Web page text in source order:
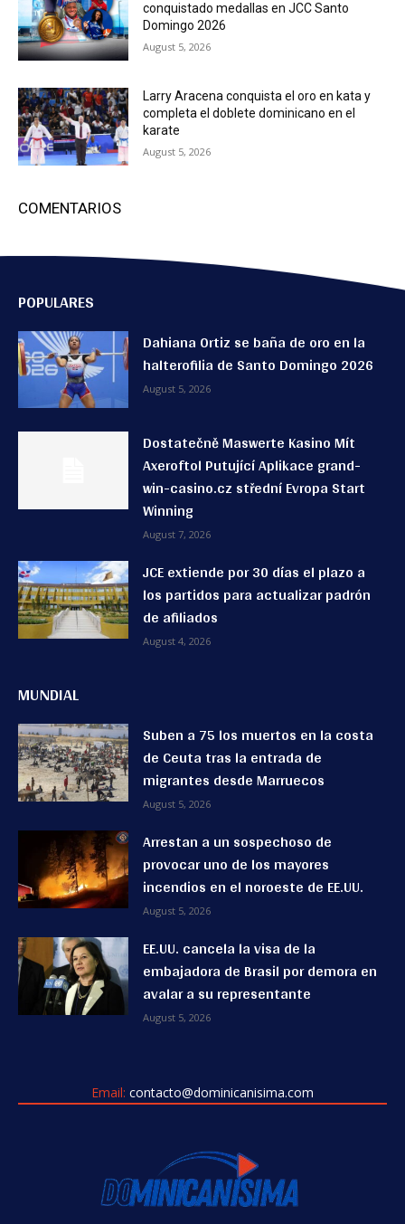
conquistado medallas en JCC Santo
Domingo 2026
August 5, 2026
Larry Aracena conquista el oro en kata y
completa el doblete dominicano en el
karate
August 5, 2026
COMENTARIOS
POPULARES
Dahiana Ortiz se baña de oro en la
halterofilia de Santo Domingo 2026
August 5, 2026
Dostatečně Maswerte Kasino Mít
Axeroftol Putující Aplikace grand-
win-casino.cz střední Evropa Start
Winning
August 7, 2026
JCE extiende por 30 días el plazo a
los partidos para actualizar padrón
de afiliados
August 4, 2026
MUNDIAL
Suben a 75 los muertos en la costa
de Ceuta tras la entrada de
migrantes desde Marruecos
August 5, 2026
Arrestan a un sospechoso de
provocar uno de los mayores
incendios en el noroeste de EE.UU.
August 5, 2026
EE.UU. cancela la visa de la
embajadora de Brasil por demora en
avalar a su representante
August 5, 2026
Email: contacto@dominicanisima.com